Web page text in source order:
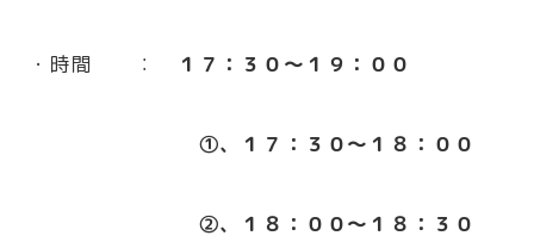
・時間 ： １７：３０～１９：００
①、１７：３０～１８：００
②、１８：００～１８：３０